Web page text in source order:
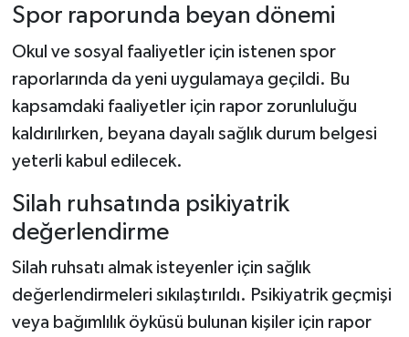
Spor raporunda beyan dönemi
Okul ve sosyal faaliyetler için istenen spor
raporlarında da yeni uygulamaya geçildi. Bu
kapsamdaki faaliyetler için rapor zorunluluğu
kaldırılırken, beyana dayalı sağlık durum belgesi
yeterli kabul edilecek.
Silah ruhsatında psikiyatrik
değerlendirme
Silah ruhsatı almak isteyenler için sağlık
değerlendirmeleri sıkılaştırıldı. Psikiyatrik geçmişi
veya bağımlılık öyküsü bulunan kişiler için rapor